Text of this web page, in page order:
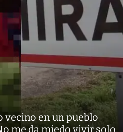
vecino en un pueblo
me da miedo vivir solo,